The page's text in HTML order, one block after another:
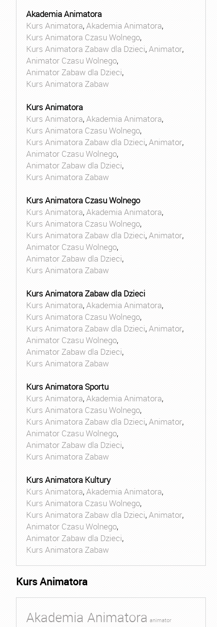
Akademia Animatora
Kurs Animatora,Akademia Animatora,
Kurs Animatora Czasu Wolnego,
Kurs Animatora Zabaw dla Dzieci,Animator,
Animator Czasu Wolnego,
Animator Zabaw dla Dzieci,
Kurs Animatora Zabaw
Kurs Animatora
Kurs Animatora,Akademia Animatora,
Kurs Animatora Czasu Wolnego,
Kurs Animatora Zabaw dla Dzieci,Animator,
Animator Czasu Wolnego,
Animator Zabaw dla Dzieci,
Kurs Animatora Zabaw
Kurs Animatora Czasu Wolnego
Kurs Animatora,Akademia Animatora,
Kurs Animatora Czasu Wolnego,
Kurs Animatora Zabaw dla Dzieci,Animator,
Animator Czasu Wolnego,
Animator Zabaw dla Dzieci,
Kurs Animatora Zabaw
Kurs Animatora Zabaw dla Dzieci
Kurs Animatora,Akademia Animatora,
Kurs Animatora Czasu Wolnego,
Kurs Animatora Zabaw dla Dzieci,Animator,
Animator Czasu Wolnego,
Animator Zabaw dla Dzieci,
Kurs Animatora Zabaw
Kurs Animatora Sportu
Kurs Animatora,Akademia Animatora,
Kurs Animatora Czasu Wolnego,
Kurs Animatora Zabaw dla Dzieci,Animator,
Animator Czasu Wolnego,
Animator Zabaw dla Dzieci,
Kurs Animatora Zabaw
Kurs Animatora Kultury
Kurs Animatora,Akademia Animatora,
Kurs Animatora Czasu Wolnego,
Kurs Animatora Zabaw dla Dzieci,Animator,
Animator Czasu Wolnego,
Animator Zabaw dla Dzieci,
Kurs Animatora Zabaw
Kurs Animatora
Akademia Animatora animator